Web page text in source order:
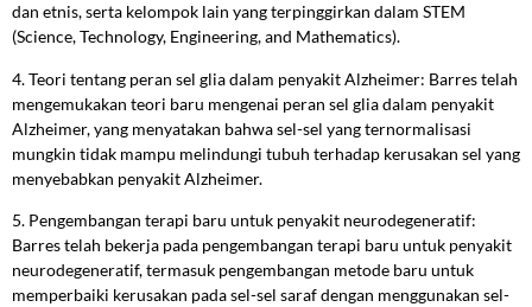
dan etnis, serta kelompok lain yang terpinggirkan dalam STEM
(Science, Technology, Engineering, and Mathematics).
4. Teori tentang peran sel glia dalam penyakit Alzheimer: Barres telah
mengemukakan teori baru mengenai peran sel glia dalam penyakit
Alzheimer, yang menyatakan bahwa sel-sel yang ternormalisasi
mungkin tidak mampu melindungi tubuh terhadap kerusakan sel yang
menyebabkan penyakit Alzheimer.
5. Pengembangan terapi baru untuk penyakit neurodegeneratif:
Barres telah bekerja pada pengembangan terapi baru untuk penyakit
neurodegeneratif, termasuk pengembangan metode baru untuk
memperbaiki kerusakan pada sel-sel saraf dengan menggunakan sel-